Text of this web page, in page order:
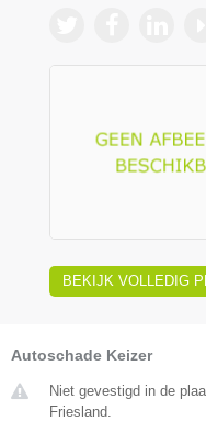
BEKIJK VOLLEDIG
Autoschade Keizer
Niet gevestigd in de
Friesland.